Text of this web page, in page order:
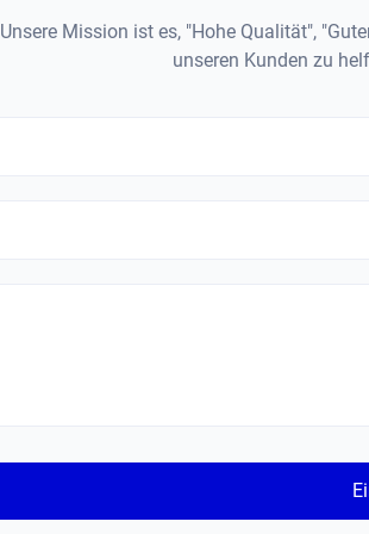
Unsere Mission ist es, "Hohe Qualität",
unseren Kunden zu